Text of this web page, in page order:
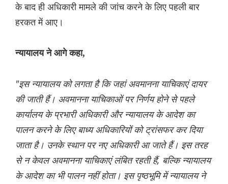
के बाद ही अधिकारी मामले की जांच करने के लिए पहली बार
हरकत में आए।
न्यायालय ने आगे कहा,
"इस न्यायालय को लगता है कि जहां अवमानना ​​याचिकाएं दायर
की जाती हैं। अवमानना ​​याचिकाओं पर निर्णय होने से पहले
कार्यालय के प्रभारी अधिकारी और न्यायालय के आदेश का
पालन करने के लिए बाध्य अधिकारियों को ट्रांसफर कर दिया
जाता है। उनके स्थान पर नए अधिकारी आ जाते हैं। इस तरह
से न केवल अवमानना ​​याचिकाएं लंबित रहती हैं, बल्कि न्यायालय
के आदेश का भी पालन नहीं होता। इस पृष्ठभूमि में न्यायालय ने